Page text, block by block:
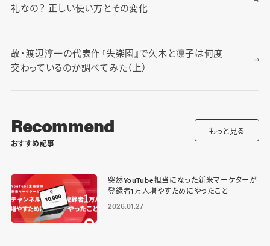
礼なの？ 正しい使い方とその変化
故・渡辺淳一の代表作『失楽園』で久木と凛子は何度
交わっているのか調べてみた（上）
Recommend
おすすめ記事
もっと見る
突然YouTube担当になった新米マーケターが
登録者1万人増やすためにやったこと
2026.01.27